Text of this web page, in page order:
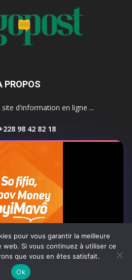
PROPOS
d'information en ligne ...
98 42 82 18
NOUS
Contact Activités du site
Post | Tous droits réservés
pour vous garantir la meilleure
Si vous continuez à utiliser ce
que vous en êtes satisfait.
Ok